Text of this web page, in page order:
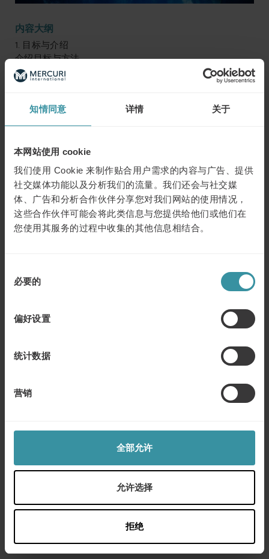
知情同意 详情 关于
本网站使用 cookie
我们使用 Cookie 来制作贴合用户需求的内容与广告、提供
社交媒体功能以及分析我们的流量。我们还会与社交媒
体、广告和分析合作伙伴分享您对我们网站的使用情况，
这些合作伙伴可能会将此类信息与您提供给他们或他们在
您使用其服务的过程中收集的其他信息相结合。
必要的
偏好设置
统计数据
营销
全部允许
允许选择
拒绝
内容大纲
1. 目标与介绍
介绍目标与方法。
2. 发现卓越的客户体验
户体验的基础。
客户服务中沟通的特点，信息的多面性。性格测试和行为
风格：了解如何识别不同的客户个性，以及如何与不同个
性的人相处。
4. 提升客户体验的有效技巧
提高学员的沟通技巧；学习了解客户实况的技巧，包括高
效地提问，了解客户的处境；通过积极聆听和观察对方的
5. 服务中发掘新的销售机会
应对困难的沟通场景，管理具有挑战性的沟通。人生态度
测试：在与客户合作时您如何看待自己和他人，体会客户
8. 总结并制定个人行动计划
每位学员都要拟定个人行动计划，以确保所学的知识与技
巧能够运用在实际工作上。
直接或间接与客户打交道的业务操作人员、销售人员等